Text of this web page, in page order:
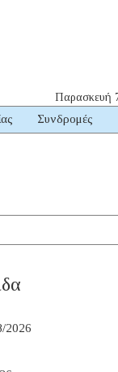
Παρασκευή
Συνδρομές
2026